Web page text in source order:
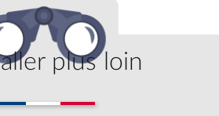
plus loin